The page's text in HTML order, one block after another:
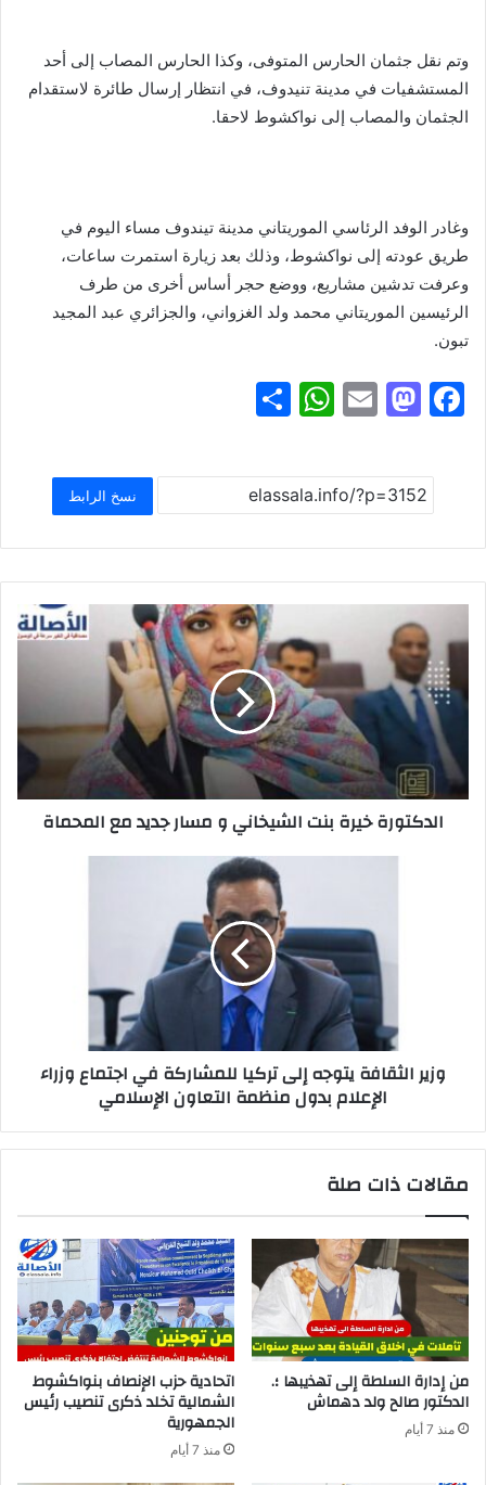
وتم نقل جثمان الحارس المتوفى، وكذا الحارس المصاب إلى أحد
المستشفيات في مدينة تنيدوف، في انتظار إرسال طائرة لاستقدام
الجثمان والمصاب إلى نواكشوط لاحقا.
وغادر الوفد الرئاسي الموريتاني مدينة تيندوف مساء اليوم في
طريق عودته إلى نواكشوط، وذلك بعد زيارة استمرت ساعات،
وعرفت تدشين مشاريع، ووضع حجر أساس أخرى من طرف
الرئيسين الموريتاني محمد ولد الغزواني، والجزائري عبد المجيد
تبون.
F
c
e
b
o
o
k
M
st
o
d
o
n
E
ai
l
W
at
s
A
p
p
ar
e
نسخ الرابط
الدكتورة خيرة بنت الشيخاني و مسار جديد مع المحماة
وزير الثقافة يتوجه إلى تركيا للمشاركة في اجتماع وزراء
الإعلام بدول منظمة التعاون الإسلامي
مقالات ذات صلة
من إدارة السلطة إلى تهذيبها ؛.
الدكتور صالح ولد دهماش
منذ 7 أيام
اتحادية حزب الإنصاف بنواكشوط
الشمالية تخلد ذكرى تنصيب رئيس
الجمهورية
منذ 7 أيام